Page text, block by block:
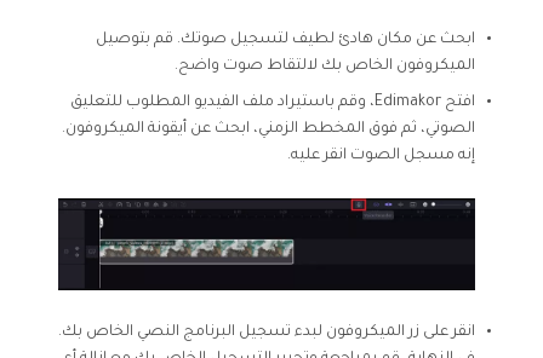
ابحث عن مكان هادئ لطيف لتسجيل صوتك. قم بتوصيل
الميكروفون الخاص بك لالتقاط صوت واضح.
افتح Edimakor، وقم باستيراد ملف الفيديو المطلوب للتعليق
الصوتي، ثم فوق المخطط الزمني، ابحث عن أيقونة الميكروفون.
إنه مسجل الصوت انقر عليه.
انقر على زر الميكروفون لبدء تسجيل البرنامج النصي الخاص بك.